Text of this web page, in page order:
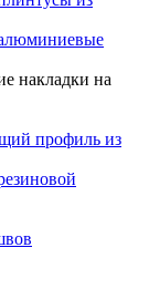
накладки на
профиль из